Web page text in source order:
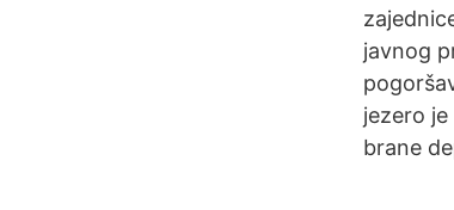
javnog
jezero
brane